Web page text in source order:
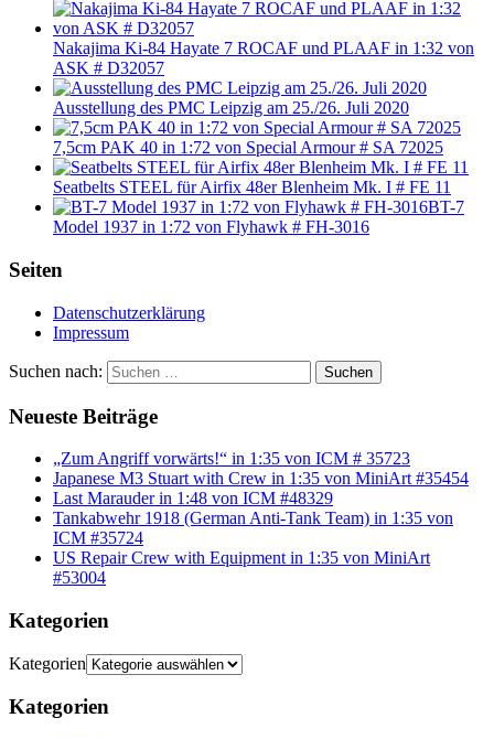
Nakajima Ki-84 Hayate 7 ROCAF und PLAAF in 1:32 von
ASK # D32057
Ausstellung des PMC Leipzig am 25./26. Juli 2020
7,5cm PAK 40 in 1:72 von Special Armour # SA 72025
Seatbelts STEEL für Airfix 48er Blenheim Mk. I # FE 11
BT-7
Model 1937 in 1:72 von Flyhawk # FH-3016
Seiten
Datenschutzerklärung
Impressum
Suchen nach: Suchen
Neueste Beiträge
„Zum Angriff vorwärts!“ in 1:35 von ICM # 35723
Japanese M3 Stuart with Crew in 1:35 von MiniArt #35454
Last Marauder in 1:48 von ICM #48329
Tankabwehr 1918 (German Anti-Tank Team) in 1:35 von
ICM #35724
US Repair Crew with Equipment in 1:35 von MiniArt
#53004
Kategorien
Kategorien
Kategorien